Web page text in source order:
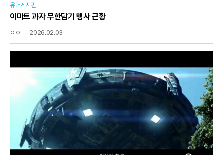
유머게시판
이마트 과자 무한담기 행사 근황
ㅇㅇ 2026.02.03